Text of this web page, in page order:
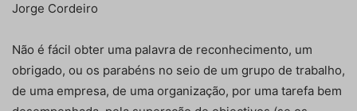
Jorge Cordeiro
Não é fácil obter uma palavra de reconhecimento, um
obrigado, ou os parabéns no seio de um grupo de trabalho,
de uma empresa, de uma organização, por uma tarefa bem